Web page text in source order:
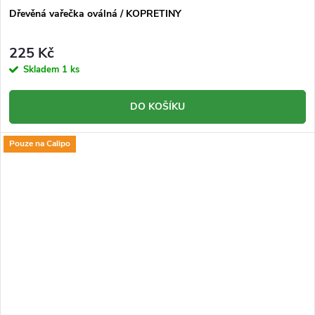
Dřevěná vařečka oválná / KOPRETINY
225 Kč
Skladem 1 ks
DO KOŠÍKU
Pouze na Calipo